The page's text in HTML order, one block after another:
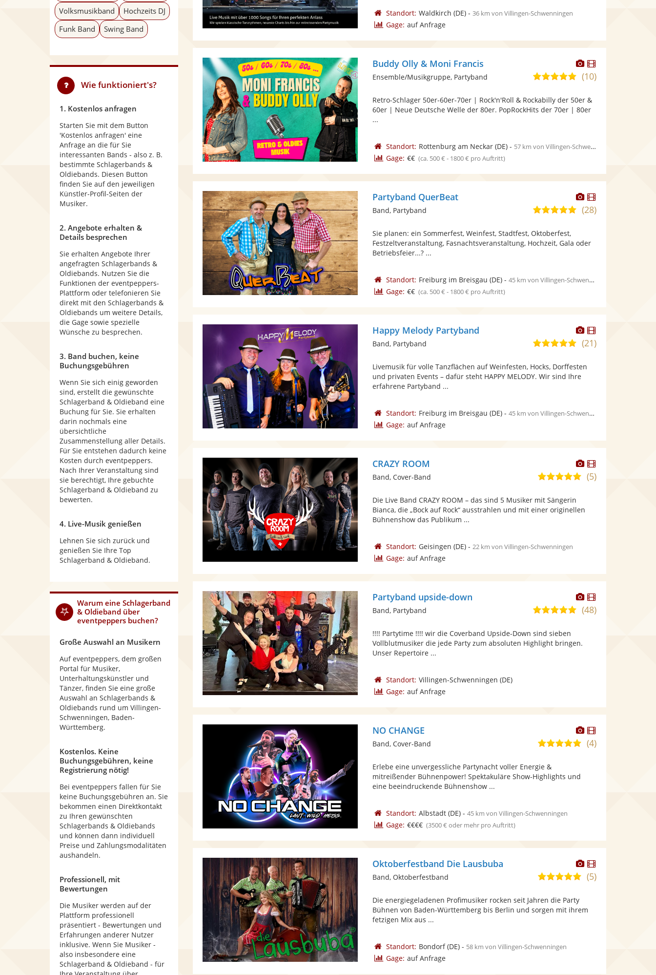
Standort: Waldkirch (DE)- 36 km von Villingen-Schwenningen
Gage: auf Anfrage
Dieser
Künstler
stellt
bereit.
Dieser
Künstler
Buddy Olly & Moni Francis
5,0
5
Sternen
(10)
Ensemble/Musikgruppe, Partyband
Retro-Schlager 50er-60er-70er | Rock'n'Roll & Rockabilly der 50er &
60er | Neue Deutsche Welle der 80er. PopRockHits der 70er | 80er
...
Standort: Rottenburg am Neckar(DE)- 57 km von Villingen-Schwenningen
Gage: €€ (ca. 500 € - 1800 € pro Auftritt)
Dieser
Künstler
stellt
Dieser
Künstler
Partyband QuerBeat
4,9
Sternen
(28)
Band, Partyband
Sie planen: ein Sommerfest, Weinfest, Stadtfest, Oktoberfest,
Festzeltveranstaltung, Fasnachtsveranstaltung, Hochzeit, Gala oder
Betriebsfeier...? ...
Standort: Freiburg im Breisgau (DE)- 45 km von Villingen-Schwenningen
Gage: €€ (ca. 500 € - 1800 € pro Auftritt)
Dieser
Künstler
stellt
bereit.
Dieser
Künstler
Happy Melody Partyband
4,9
5
Sternen
(21)
Band, Partyband
Livemusik für volle Tanzflächen auf Weinfesten, Hocks, Dorffesten
und privaten Events – dafür steht HAPPY MELODY. Wir sind Ihre
erfahrene Partyband ...
Standort: Freiburg im Breisgau (DE)- 45 km von Villingen-Schwenningen
Gage: auf Anfrage
Dieser
Künstler
stellt
Dieser
Künstler
CRAZY ROOM
4,8
Sternen
(5)
Band, Cover-Band
Die Live Band CRAZY ROOM – das sind 5 Musiker mit Sängerin
Bianca, die „Bock auf Rock“ ausstrahlen und mit einer originellen
Bühnenshow das Publikum ...
Standort: Geisingen (DE)- 22 km von Villingen-Schwenningen
Gage: auf Anfrage
Dieser
Künstler
stellt
Dieser
Künstler
Partyband upside-down
4,9
Sternen
(48)
Band, Partyband
!!!! Partytime !!!! wir die Coverband Upside-Down sind sieben
Vollblutmusiker die jede Party zum absoluten Highlight bringen.
Unser Repertoire ...
Standort: Villingen-Schwenningen (DE)
Gage: auf Anfrage
Dieser
Künstler
stellt
Dieser
Künstler
NO CHANGE
4,9(4)
Band, Cover-Band
Erlebe eine unvergessliche Partynacht voller Energie &
mitreißender Bühnenpower! Spektakuläre Show-Highlights und
eine beeindruckende Bühnenshow ...
Standort: Albstadt(DE)- 45 km von Villingen-Schwenningen
Gage: €€€€ (3500 € oder mehr pro Auftritt)
Dieser
Künstler
stellt
Dieser
Künstler
Oktoberfestband Die Lausbuba
4,9
Sternen
(5)
Band, Oktoberfestband
Die energiegeladenen Profimusiker rocken seit Jahren die Party
Bühnen von Baden-Württemberg bis Berlin und sorgen mit ihrem
fetzigen Mix aus ...
Standort: Bondorf(DE)- 58 km von Villingen-Schwenningen
Gage: auf Anfrage
Volksmusikband
Hochzeits DJ
Funk Band
Swing Band
Wie funktioniert's?
1. Kostenlos anfragen
Starten Sie mit dem Button
'Kostenlos anfragen' eine
Anfrage an die für Sie
interessanten Bands - also z. B.
bestimmte Schlagerbands &
Oldiebands. Diesen Button
finden Sie auf den jeweiligen
Künstler-Profil-Seiten der
Musiker.
2. Angebote erhalten &
Details besprechen
Sie erhalten Angebote Ihrer
angefragten Schlagerbands &
Oldiebands. Nutzen Sie die
Funktionen der eventpeppers-
Plattform oder telefonieren Sie
direkt mit den Schlagerbands &
Oldiebands um weitere Details,
die Gage sowie spezielle
Wünsche zu besprechen.
3. Band buchen, keine
Buchungsgebühren
Wenn Sie sich einig geworden
sind, erstellt die gewünschte
Schlagerband & Oldieband eine
Buchung für Sie. Sie erhalten
darin nochmals eine
übersichtliche
Zusammenstellung aller Details.
Für Sie entstehen dadurch keine
Kosten durch eventpeppers.
Nach Ihrer Veranstaltung sind
sie berechtigt, Ihre gebuchte
Schlagerband & Oldieband zu
bewerten.
4. Live-Musik genießen
Lehnen Sie sich zurück und
genießen Sie Ihre Top
Schlagerband & Oldieband.
Warum eine Schlagerband
& Oldieband über
eventpeppers buchen?
Große Auswahl an Musikern
Auf eventpeppers, dem großen
Portal für Musiker,
Unterhaltungskünstler und
Tänzer, finden Sie eine große
Auswahl an Schlagerbands &
Oldiebands rund um Villingen-
Schwenningen, Baden-
Württemberg.
Kostenlos. Keine
Buchungsgebühren, keine
Registrierung nötig!
Bei eventpeppers fallen für Sie
keine Buchungsgebühren an. Sie
bekommen einen Direktkontakt
zu Ihren gewünschten
Schlagerbands & Oldiebands
und können dann individuell
Preise und Zahlungsmodalitäten
aushandeln.
Professionell, mit
Bewertungen
Die Musiker werden auf der
Plattform professionell
präsentiert - Bewertungen und
Erfahrungen anderer Nutzer
inklusive. Wenn Sie Musiker -
also insbesondere eine
Schlagerband & Oldieband - für